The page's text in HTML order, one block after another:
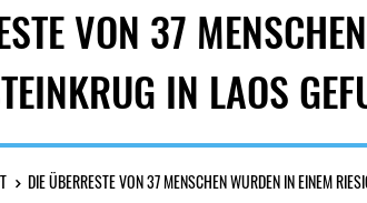
VON 37
IN LAOS
DIE ÜBERRESTE VON 37 MENSCHEN WURDEN IN EINEM